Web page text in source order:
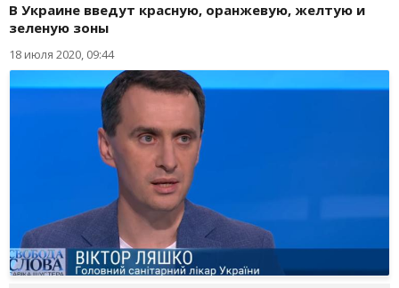
В Украине введут красную, оранжевую, желтую и
зеленую зоны
18 июля 2020, 09:44